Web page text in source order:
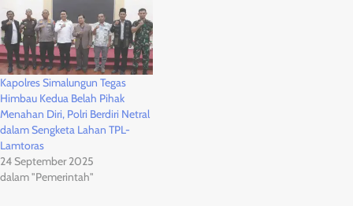
Kapolres Simalungun Tegas
Himbau Kedua Belah Pihak
Menahan Diri, Polri Berdiri Netral
dalam Sengketa Lahan TPL-
Lamtoras
24 September 2025
dalam "Pemerintah"